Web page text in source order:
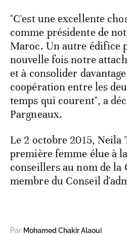
"C'est une excellente
comme présidente de
Maroc. Un autre édifice
nouvelle fois notre
et à consolider
coopération entre les
temps qui courent", a
Pargneaux.
Le 2 octobre 2015, Neila
première femme élue à
conseillers au nom de la
membre du Conseil
Par Mohamed Chakir Alaoui